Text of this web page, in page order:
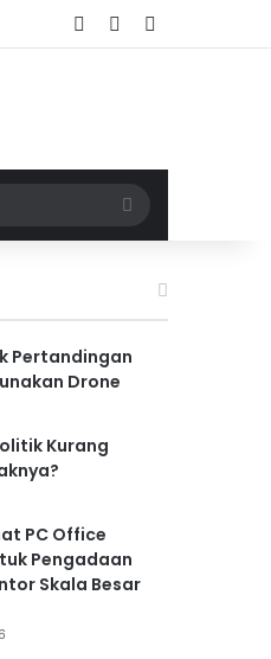
Log InRandom Article
Search
for
Pertandingan
Drone
Kurang
PC Office
Pengadaan
Skala Besar